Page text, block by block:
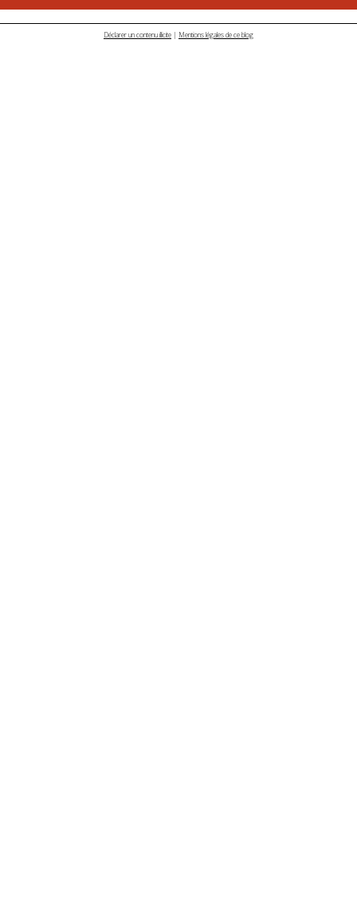
Déclarer un contenu illicite | Mentions légales de ce blog